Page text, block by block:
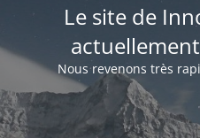
Le site de
Nous revenons très